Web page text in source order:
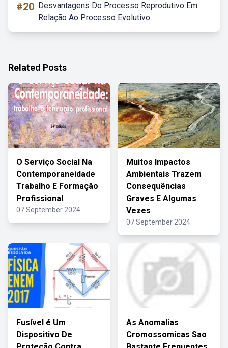
#20 Desvantagens Do Processo Reprodutivo Em
Relação Ao Processo Evolutivo
Related Posts
O Serviço Social Na
Contemporaneidade
Trabalho E Formação
Profissional
07 September 2024
Muitos Impactos
Ambientais Trazem
Consequências
Graves E Algumas
Vezes
07 September 2024
Fusível é Um
Dispositivo De
As Anomalias
Cromossomicas Sao